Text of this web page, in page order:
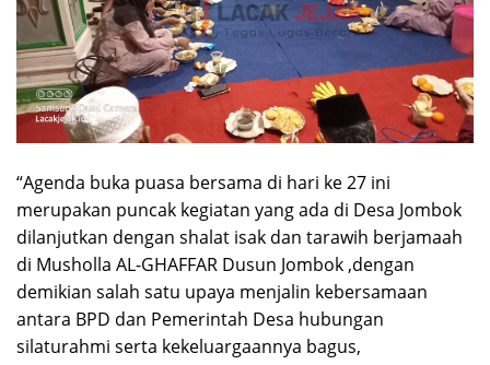
“Agenda buka puasa bersama di hari ke 27 ini
merupakan puncak kegiatan yang ada di Desa Jombok
dilanjutkan dengan shalat isak dan tarawih berjamaah
di Musholla AL-GHAFFAR Dusun Jombok ,dengan
demikian salah satu upaya menjalin kebersamaan
antara BPD dan Pemerintah Desa hubungan
silaturahmi serta kekeluargaannya bagus,